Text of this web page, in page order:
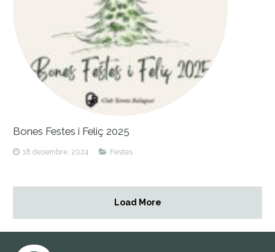
Bones Festes i Feliç 2025
18 desembre, 2024 Festes
Load More